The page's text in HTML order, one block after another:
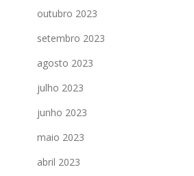
outubro 2023
setembro 2023
agosto 2023
julho 2023
junho 2023
maio 2023
abril 2023